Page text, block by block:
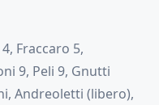
Fraccaro 5,
9, Peli 9, Gnutti
Andreoletti (libero),